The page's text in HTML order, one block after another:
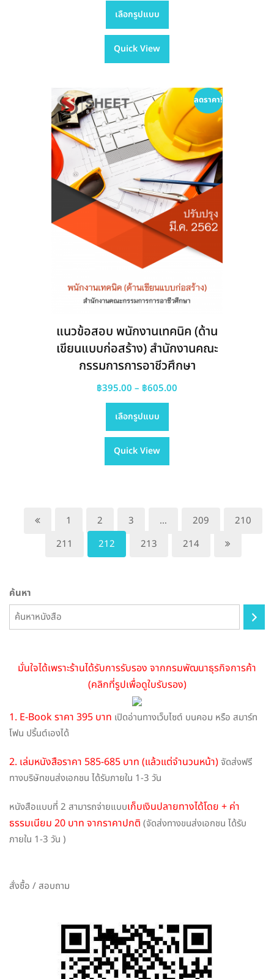
เลือกรูปแบบ
has
variants.
options
may
be
chosen
on
the
product
page
Quick View
ลดราคา!
แนวข้อสอบ พนักงานเทคนิค (ด้าน
เขียนแบบก่อสร้าง) สำนักงานคณะ
กรรมการการอาชีวศึกษา
฿395.00 – ฿605.00
เลือกรูปแบบ
This
has
variants.
chosen
Quick View
1 2 3 … 209
210
211
212 213 214
ค้นหา
มั่นใจได้เพราะร้านได้รับการรับรอง จากกรมพัฒนาธุรกิจการค้า
(คลิกที่รูปเพื่อดูใบรับรอง)
1. E-Book ราคา 395 บาท เปิดอ่านทางเว็บไซต์ บนคอม หรือ สมาร์ท
โฟน ปริ้นต์เองได้
2. เล่มหนังสือราคา 585-685 บาท (แล้วแต่จำนวนหน้า)จัดส่งฟรี
ทางบริษัทขนส่งเอกชน ได้รับภายใน 1-3 วัน
หนังสือแบบที่ 2 สามารถจ่ายแบบเก็บเงินปลายทางได้โดย + ค่า
ธรรมเนียม 20 บาท จากราคาปกติ (จัดส่งทางขนส่งเอกชน ได้รับ
ภายใน 1-3 วัน )
สั่งซื้อ / สอบถาม